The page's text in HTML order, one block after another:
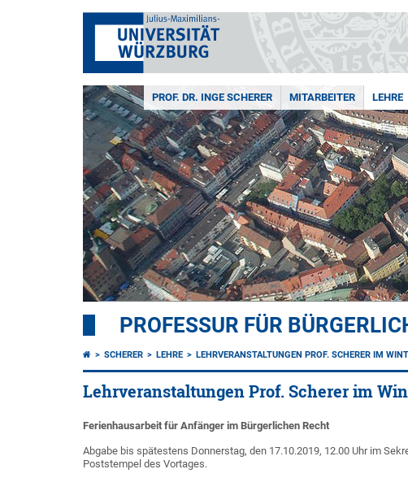
PROF. DR. INGE SCHERER MITARBEITER LEHRE
PROFESSUR FÜR
SCHERER LEHRE LEHRVERANSTALTUNGEN PROF. SCHERER IM
Lehrveranstaltungen Prof. Scherer im
Ferienhausarbeit für Anfänger im Bürgerlichen Recht
Abgabe bis spätestens Donnerstag, den 17.10.2019, 12.00 Uhr im
Poststempel des Vortages.